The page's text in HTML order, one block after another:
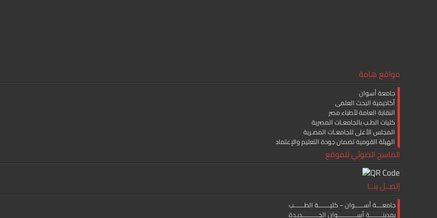
مواقع هامة
جامعة أسوان
أكاديمية البحث العلمى
النقابة العامة لأطباء مصر
كليات الطـب بالجامعـات المصرية
المجلس الأعلى للجامعـات المصـرية
الهيئة القومية لضمان جودة التعليم والإعتماد
الماسح الضوئي للموقع
إتصــل بنــا
جامعــــة أســــــوان – كليــــــــة الطـــــــب
بمدينـــــــــة أســـــــــــــوان الجـــــــــــديـدة